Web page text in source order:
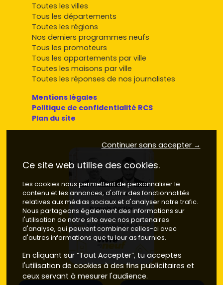
Toutes les villes
Tous les départements
Toutes les régions
Nos derniers programmes neufs
Tous les promoteurs
Tous les appartements par ville
Toutes les maisons par ville
Toutes les réponses de nos journalistes
Mentions légales
Politique de confidentialité RCS
Plan du site
Continuer sans accepter →
Ce site web utilise des cookies.
Les cookies nous permettent de personnaliser le
contenu et les annonces, d'offrir des fonctionnalités
relatives aux médias sociaux et d'analyser notre trafic.
Nous partageons également des informations sur
l'utilisation de notre site avec nos partenaires
d'analyse, qui peuvent combiner celles-ci avec
d'autres informations que tu leur as fournies.
En cliquant sur “Tout Accepter”, tu acceptes
l'utilisation de cookies à des fins publicitaires et
ceux servant à mesurer l'audience.